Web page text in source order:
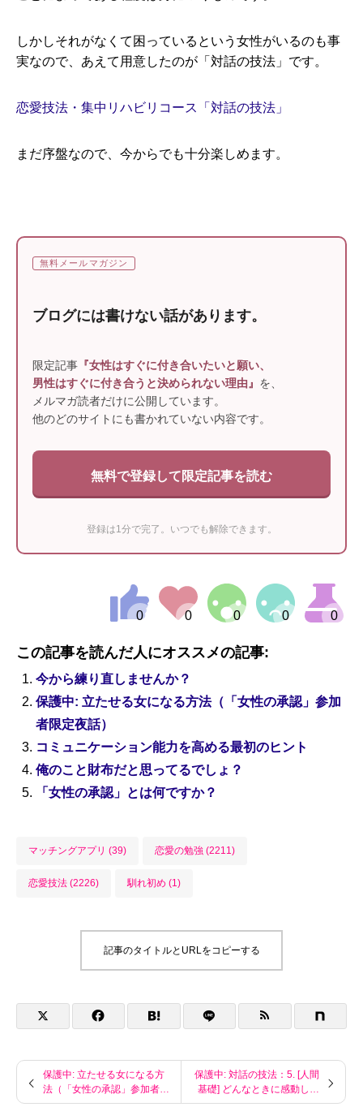
しかしそれがなくて困っているという女性がいるのも事
実なので、あえて用意したのが「対話の技法」です。
恋愛技法・集中リハビリコース「対話の技法」
まだ序盤なので、今からでも十分楽しめます。
無料メールマガジン
ブログには書けない話があります。
限定記事 『女性はすぐに付き合いたいと願い、
男性はすぐに付き合うと決められない理由』 を、
メルマガ読者だけに公開しています。
他のどのサイトにも書かれていない内容です。
無料で登録して限定記事を読む
登録は1分で完了。いつでも解除できます。
この記事を読んだ人にオススメの記事:
今から練り直しませんか？
保護中: 立たせる女になる方法（「女性の承認」参加
者限定夜話）
コミュニケーション能力を高める最初のヒント
俺のこと財布だと思ってるでしょ？
「女性の承認」とは何ですか？
マッチングアプリ (39) 恋愛の勉強 (2211)
恋愛技法 (2226) 馴れ初め (1)
記事のタイトルとURLをコピーする
保護中: 立たせる女になる方
法（「女性の承認」参加者限
定夜話）
保護中: 対話の技法：5. [人間
基礎] どんなときに感動しま
すか？